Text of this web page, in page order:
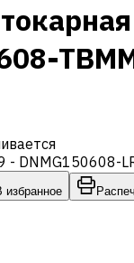
- DNMG150608-
избранное